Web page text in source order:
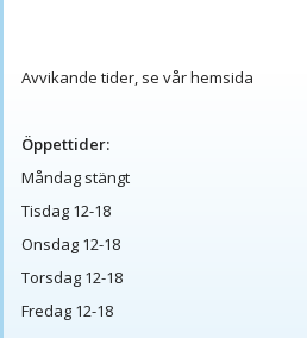
Avvikande tider, se vår hemsida
Öppettider:
Måndag stängt
Tisdag 12-18
Onsdag 12-18
Torsdag 12-18
Fredag 12-18